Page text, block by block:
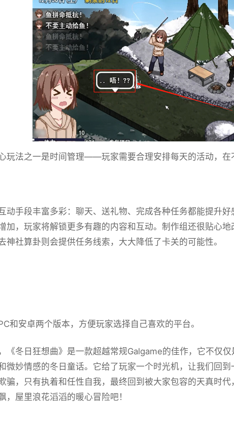
玩法之一是时间管理——玩家需要合理安排每天的活动，在
动手段丰富多彩​​：聊天、送礼物、完成各种任务都能提升
加，玩家将解锁更多有趣的内容和互动。制作组还很贴心
神社算卦则会提供任务线索，大大降低了卡关的可能性。
和安卓两个版本，方便玩家选择自己喜欢的平台。
《冬日狂想曲》是一款​​超越常规Galgame的佳作​​，它不仅
微妙情感的冬日童话。它给了玩家一个时光机，让我们回
骗，只有执着和任性自我，最终回到被大家包容的天真时
，屋里浪花滔滔​​的暖心冒险吧！